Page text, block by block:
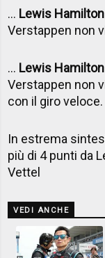
... Lewis Hamilton
Verstappen non
... Lewis Hamilton
Verstappen non
con il giro veloce.
In estrema
più di 4 punti da
Vettel
VEDI ANCHE